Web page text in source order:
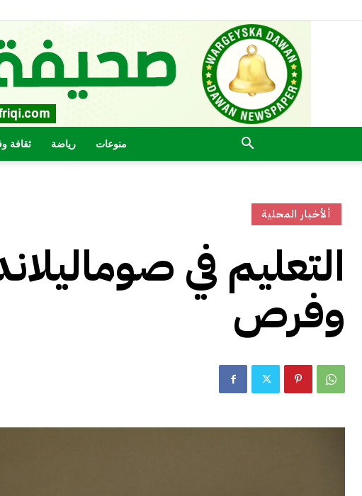
ثقافة رياضة منوعات
ألأخبار المحلية
التعليم في
وفرص